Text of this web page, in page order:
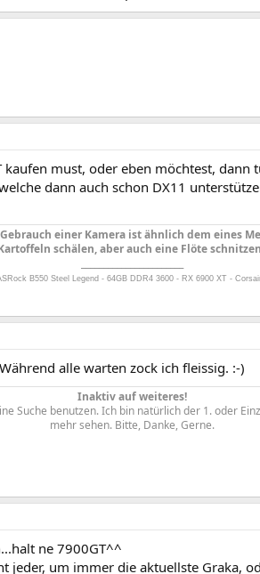
must, oder eben möchtest, dann
dann auch schon DX11
einer Kamera ist ähnlich dem eines
schälen, aber auch eine Flöte
B550 Steel Legend - 64GB DDR4 3600 - RX 6900 XT -
alle warten zock ich fleissig. :-)
Inaktiv auf weiteres!
Suche benutzen. Ich bin natürlich der 1. oder
mehr sehen. Bitte, Danke, Gerne.​
ne 7900GT^^
jeder, um immer die aktuellste Graka,